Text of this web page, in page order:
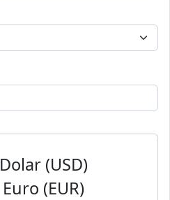
Dolar (USD)
Euro (EUR)